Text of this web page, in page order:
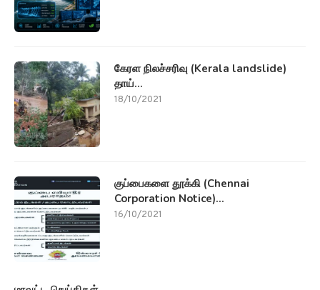
கேரள நிலச்சரிவு (Kerala landslide)
தாய்...
18/10/2021
குப்பைகளை தூக்கி (Chennai
Corporation Notice)...
16/10/2021